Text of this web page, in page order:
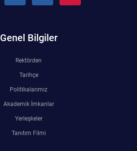
Genel Bilgiler
Rektörden
Tarihçe
Politikalarımız
Akademik İmkanlar
Yerleşkeler
Tanıtım Filmi